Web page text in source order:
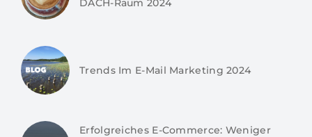
DACH-Raum 2024
Trends Im E-Mail Marketing 2024
Erfolgreiches E-Commerce: Weniger